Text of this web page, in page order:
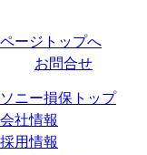
ページトップへ
お問合せ
ソニー損保トップ
会社情報
採用情報